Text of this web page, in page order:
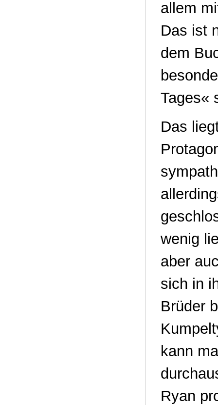
allem
Das ist
dem
Tages«
Das
wenig
aber
sich in
Brüder
kann
Ryan